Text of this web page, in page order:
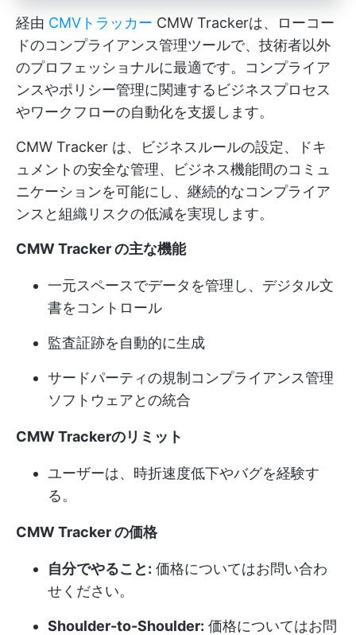
経由 CMVトラッカー CMW Trackerは、ローコー
ドのコンプライアンス管理ツールで、技術者以外
のプロフェッショナルに最適です。コンプライア
ンスやポリシー管理に関連するビジネスプロセス
やワークフローの自動化を支援します。
CMW Tracker は、ビジネスルールの設定、ドキ
ュメントの安全な管理、ビジネス機能間のコミュ
ニケーションを可能にし、継続的なコンプライア
ンスと組織リスクの低減を実現します。
CMW Tracker の主な機能
一元スペースでデータを管理し、デジタル文
書をコントロール
監査証跡を自動的に生成
サードパーティの規制コンプライアンス管理
ソフトウェアとの統合
CMW Trackerのリミット
ユーザーは、時折速度低下やバグを経験す
る。
CMW Tracker の価格
自分でやること: 価格についてはお問い合わ
せください。
Shoulder-to-Shoulder: 価格についてはお問